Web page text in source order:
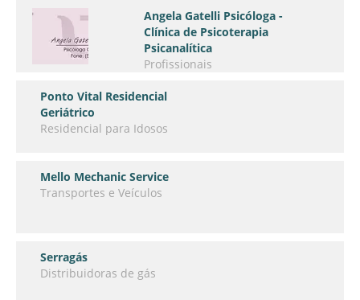
Angela Gatelli Psicóloga -
Clínica de Psicoterapia
Psicanalítica
Profissionais
Ponto Vital Residencial
Geriátrico
Residencial para Idosos
Mello Mechanic Service
Transportes e Veículos
Serragás
Distribuidoras de gás